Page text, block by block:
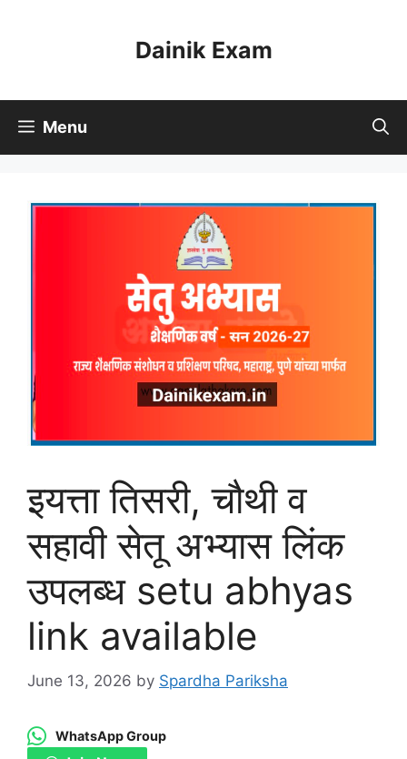
Dainik Exam
Menu
इयत्ता तिसरी, चौथी व
सहावी सेतू अभ्यास लिंक
उपलब्ध setu abhyas
link available
June 13, 2026 by Spardha Pariksha
WhatsApp Group